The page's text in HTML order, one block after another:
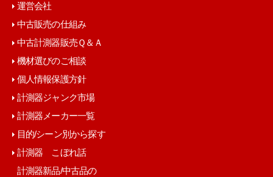
運営会社
中古販売の仕組み
中古計測器販売Ｑ＆Ａ
機材選びのご相談
個人情報保護方針
計測器ジャンク市場
計測器メーカー一覧
目的/シーン別から探す
計測器 こぼれ話
計測器新品/中古品の